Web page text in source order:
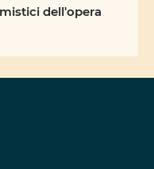
dell'opera